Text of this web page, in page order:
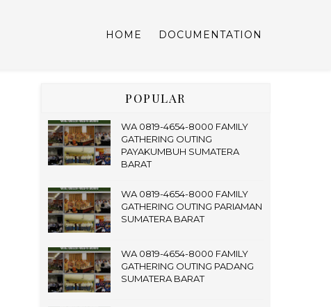
HOME DOCUMENTATION
POPULAR
WA 0819-4654-8000 FAMILY
GATHERING OUTING
PAYAKUMBUH SUMATERA
BARAT
WA 0819-4654-8000 FAMILY
GATHERING OUTING PARIAMAN
SUMATERA BARAT
WA 0819-4654-8000 FAMILY
GATHERING OUTING PADANG
SUMATERA BARAT